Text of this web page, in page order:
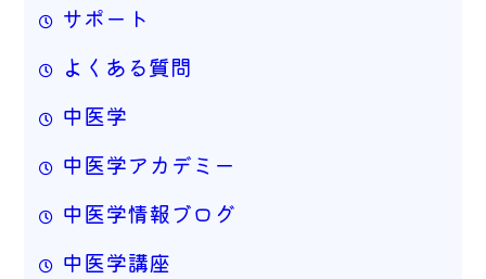
サポート
よくある質問
中医学
中医学アカデミー
中医学情報ブログ
中医学講座